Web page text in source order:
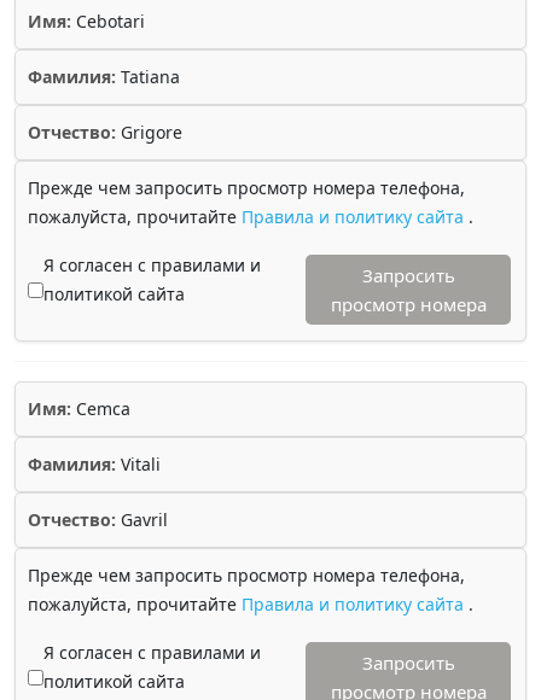
Имя: Cebotari
Фамилия: Tatiana
Отчество: Grigore
Прежде чем запросить просмотр номера телефона,
пожалуйста, прочитайте Правила и политику сайта .
Я согласен с правилами и
политикой сайта
Запросить
просмотр номера
Имя: Cemca
Фамилия: Vitali
Отчество: Gavril
Прежде чем запросить просмотр номера телефона,
пожалуйста, прочитайте Правила и политику сайта .
Я согласен с правилами и
политикой сайта
Запросить
просмотр номера